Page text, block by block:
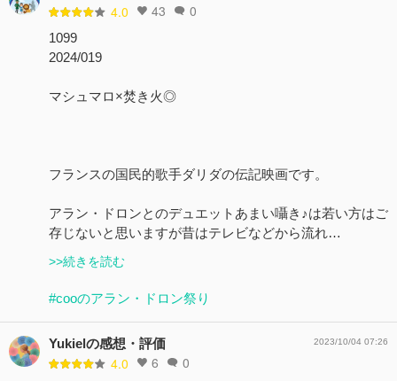
4.0 43 0
1099
2024/019
マシュマロ×焚き火◎
フランスの国民的歌手ダリダの伝記映画です。
アラン・ドロンとのデュエットあまい囁き♪は若い方はご
存じないと思いますが昔はテレビなどから流れ…
>>続きを読む
#cooのアラン・ドロン祭り
Yukielの感想・評価
4.0 6 0
2023/10/04 07:26